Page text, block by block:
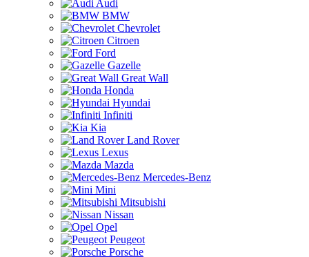
Audi
BMW
Chevrolet
Citroen
Ford
Gazelle
Great Wall
Honda
Hyundai
Infiniti
Kia
Land Rover
Lexus
Mazda
Mercedes-Benz
Mini
Mitsubishi
Nissan
Opel
Peugeot
Porsche